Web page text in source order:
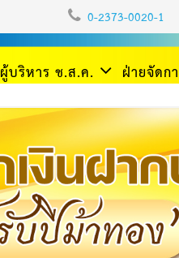
0-2373-0020-1
ผู้บริหาร ช.ส.ค. ฝ่ายจัดก